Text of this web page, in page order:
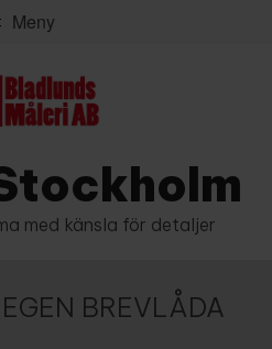
med känsla för detaljer
BREVLÅDA